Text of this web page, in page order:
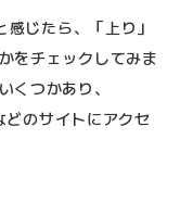
じたら、「上り」
をチェックしてみま
くつかあり、
タブで開きます）
どのサイトにアクセ